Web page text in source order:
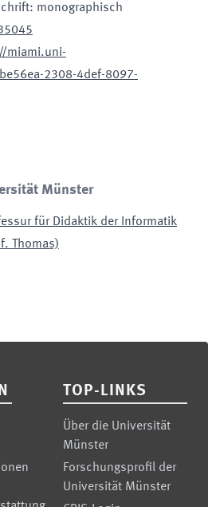
: monographisch
miami.uni-
2308-4def-8097-
Münster
für Didaktik der Informatik
Thomas)
TOP-LINKS
Über die Universität
Münster
Forschungsprofil der
Universität Münster